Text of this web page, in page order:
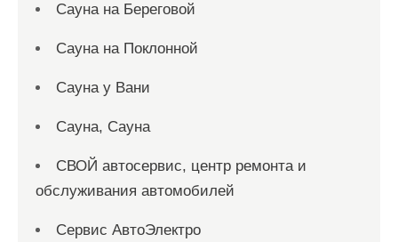
Сауна на Береговой
Сауна на Поклонной
Сауна у Вани
Сауна, Сауна
СВОЙ автосервис, центр ремонта и
обслуживания автомобилей
Сервис АвтоЭлектро